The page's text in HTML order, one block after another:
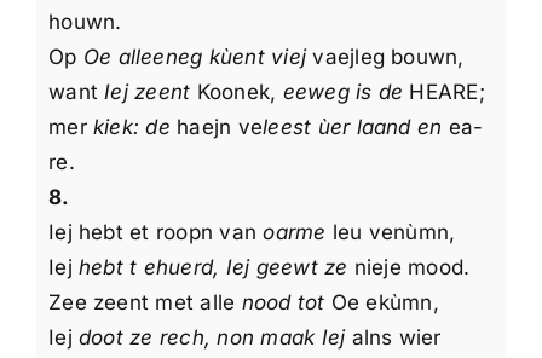
houwn.
Op Oe alleeneg kùent viejvaejleg bouwn,
want Iej zeent Koonek, eeweg is de HEARE;
merkiek: de haejn veleest ùer laand en ea-
re.
8.
Iej hebt et roopn vanoarme leu venùmn,
Iejhebt t ehuerd, Iej geewt ze nieje mood.
Zee zeent met alle nood tot Oe ekùmn,
Iejdoot ze rech, non maak Iejalns wier